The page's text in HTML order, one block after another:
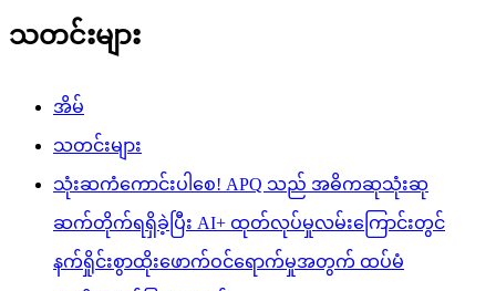
သတင်းများ
အိမ်
သတင်းများ
သုံးဆကံကောင်းပါစေ! APQ သည် အဓိကဆုသုံးဆု
ဆက်တိုက်ရရှိခဲ့ပြီး AI+ ထုတ်လုပ်မှုလမ်းကြောင်းတွင်
နက်ရှိုင်းစွာထိုးဖောက်ဝင်ရောက်မှုအတွက် ထပ်မံ